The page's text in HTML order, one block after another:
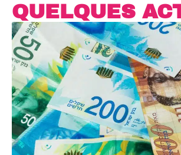
QUELQUES